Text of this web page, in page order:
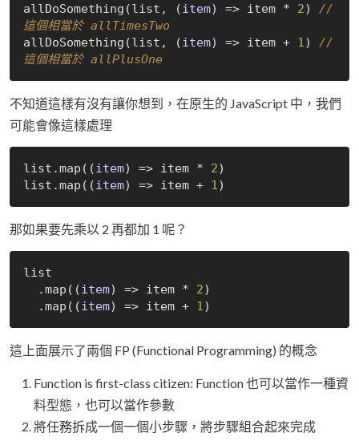
allDoSomething(list, (item) => item * 2) //
這個相當於 allTimesTwo
allDoSomething(list,
(item) => item + 1) //
這個相當於 allPlusOne
不知道這樣有沒有讓你想到，在原生的 JavaScript 中，我們
可能會像這樣處理
list.map( (item) => item * 2)
list.map( (item) => item + 1
那如果要先乘以 2 再都加 1 呢？
list
  .map(
(item) => item * 2)
  .map(
(item) => item + 1
這上面展示了兩個 FP (Functional Programming) 的概念
Function is first-class citizen: Function 也可以當作一種資
料型態，也可以當作參數
將任務拆成一個一個小步驟，將步驟組合起來完成